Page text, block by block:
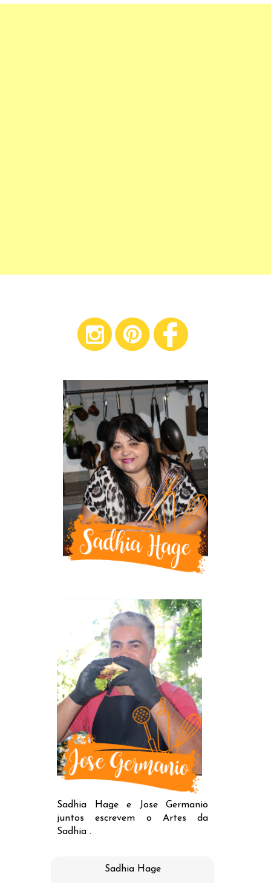
Sadhia Hage e Jose Germanio
juntos escrevem o Artes da
Sadhia .
Sadhia Hage